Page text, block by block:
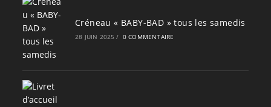
Créneau « BABY-BAD » tous les samedis
28 JUIN 2025 / 0 COMMENTAIRE